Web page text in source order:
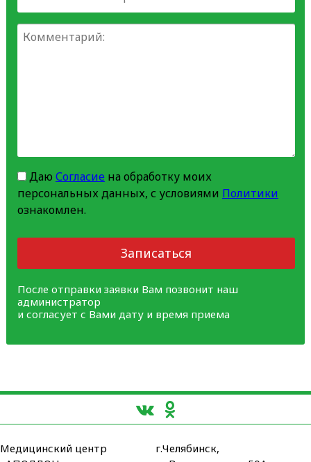
Даю Согласиена обработку моих
персональных данных, с условиями Политики
ознакомлен.
Записаться
После отправки заявки Вам позвонит наш
администратор
и согласует с Вами дату и время приема
Медицинский центр
г.Челябинск,